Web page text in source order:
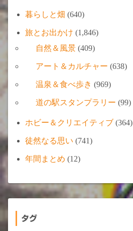
暮らしと畑 (640)
旅とお出かけ (1,846)
自然＆風景 (409)
アート＆カルチャー (638)
温泉＆食べ歩き (969)
道の駅スタンプラリー (99)
ホビー＆クリエイティブ (364)
徒然なる思い (741)
年間まとめ (12)
タグ